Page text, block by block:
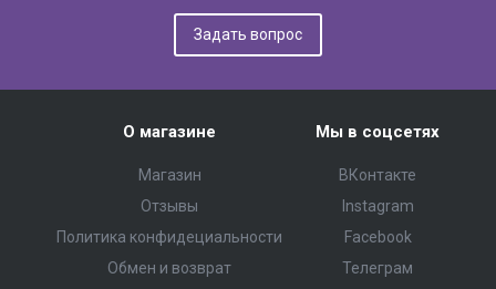
Задать вопрос
О магазине
Магазин
Отзывы
Политика конфидециальности
Обмен и возврат
Мы в соцсетях
ВКонтакте
Instagram
Facebook
Телеграм